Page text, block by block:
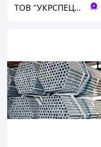
ТОВ "УКРСПЕЦПРОКАТ"